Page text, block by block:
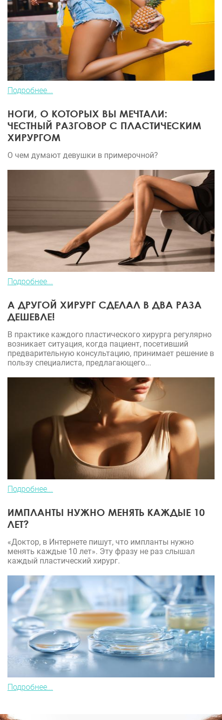
Подробнее...
НОГИ, О КОТОРЫХ ВЫ МЕЧТАЛИ:
ЧЕСТНЫЙ РАЗГОВОР С ПЛАСТИЧЕСКИМ
ХИРУРГОМ
О чем думают девушки в примерочной?
Подробнее...
А ДРУГОЙ ХИРУРГ СДЕЛАЛ В ДВА РАЗА
ДЕШЕВЛЕ!
В практике каждого пластического хирурга регулярно
возникает ситуация, когда пациент, посетивший
предварительную консультацию, принимает решение в
пользу специалиста, предлагающего...
Подробнее...
ИМПЛАНТЫ НУЖНО МЕНЯТЬ КАЖДЫЕ 10
ЛЕТ?
«Доктор, в Интернете пишут, что импланты нужно
менять каждые 10 лет». Эту фразу не раз слышал
каждый пластический хирург.
Подробнее...